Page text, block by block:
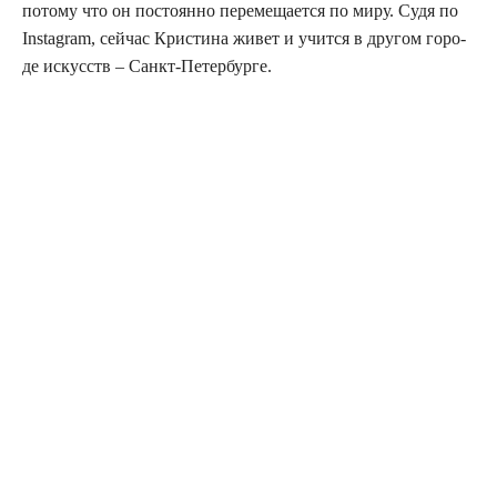
пото­му что он посто­ян­но пере­ме­ща­ет­ся по миру. Судя по
Instagram, сей­час Кри­сти­на живет и учит­ся в дру­гом горо­
де искусств – Санкт-Петербурге.